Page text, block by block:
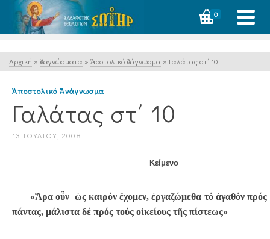
0
Αρχική » Ἀναγνώσματα » Ἀποστολικό Ἀνάγνωσμα » Γαλάτας στ΄ 10
Ἀποστολικό Ἀνάγνωσμα
Γαλάτας στ΄ 10
13 ΙΟΥΛΊΟΥ, 2008
Κείμενο
«Ἄρα οὖν ὡς καιρόν ἔχομεν, ἐργαζώμεθα τό ἀγαθόν πρός
πάντας, μάλιστα δέ πρός τούς οἰκείους τῆς πίστεως»